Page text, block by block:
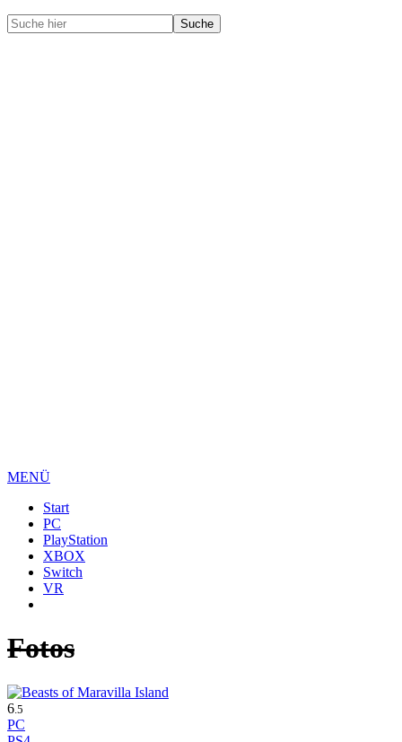
MENÜ
Start
PC
PlayStation
XBOX
Switch
VR
Fotos
6 .5
PC